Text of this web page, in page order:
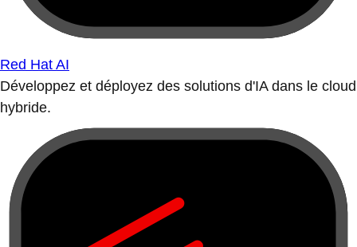
Red Hat AI
Développez et déployez des solutions d'IA dans le cloud
hybride.